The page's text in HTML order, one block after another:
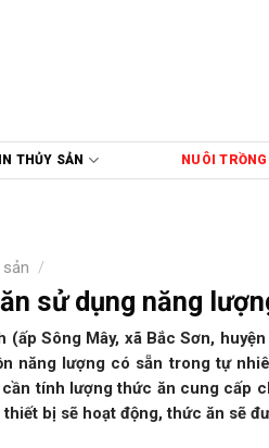
THỦY SẢN NUÔI
/
sử dụng năng
(ấp Sông Mây, xã Bắc Sơn,
năng lượng có sẵn trong tự
tính lượng thức ăn cung cấp
bị sẽ hoạt động, thức ăn sẽ